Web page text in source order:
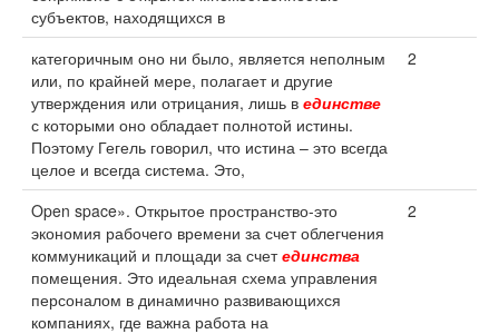
субъектов, находящихся в
категоричным оно ни было, является неполным
или, по крайней мере, полагает и другие
утверждения или отрицания, лишь в единстве
с которыми оно обладает полнотой истины.
Поэтому Гегель говорил, что истина – это всегда
целое и всегда система. Это,
2
Open space». Открытое пространство-это
экономия рабочего времени за счет облегчения
коммуникаций и площади за счетединства
помещения. Это идеальная схема управления
персоналом в динамично развивающихся
компаниях, где важна работа на
2